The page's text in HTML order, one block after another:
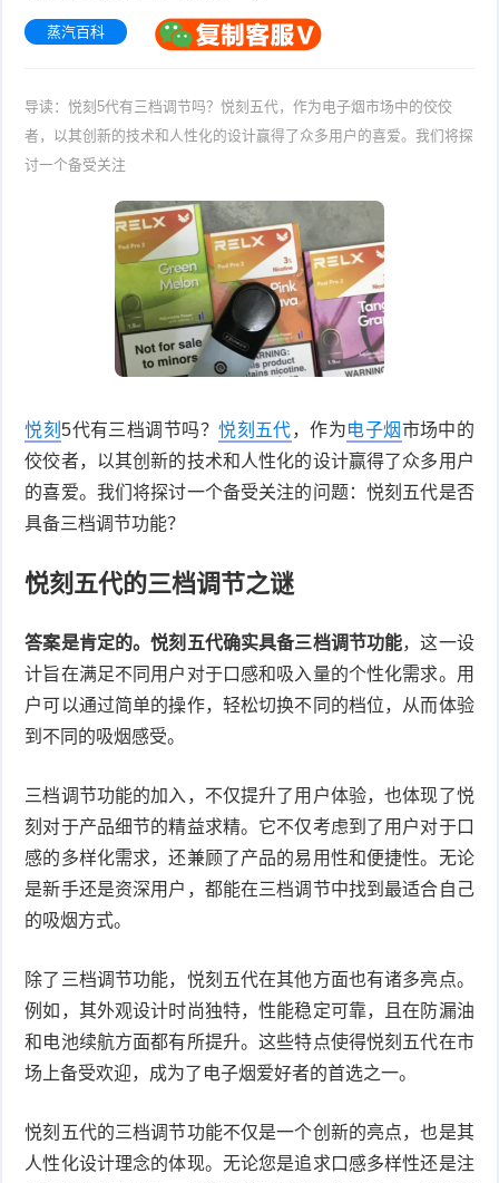
蒸汽百科
导读：悦刻5代有三档调节吗？悦刻五代，作为电子烟市场中的佼佼
者，以其创新的技术和人性化的设计赢得了众多用户的喜爱。我们将探
讨一个备受关注
悦刻5代有三档调节吗？悦刻五代，作为电子烟市场中的
佼佼者，以其创新的技术和人性化的设计赢得了众多用户
的喜爱。我们将探讨一个备受关注的问题：悦刻五代是否
具备三档调节功能？
悦刻五代的三档调节之谜
答案是肯定的。悦刻五代确实具备三档调节功能，这一设
计旨在满足不同用户对于口感和吸入量的个性化需求。用
户可以通过简单的操作，轻松切换不同的档位，从而体验
到不同的吸烟感受。
三档调节功能的加入，不仅提升了用户体验，也体现了悦
刻对于产品细节的精益求精。它不仅考虑到了用户对于口
感的多样化需求，还兼顾了产品的易用性和便捷性。无论
是新手还是资深用户，都能在三档调节中找到最适合自己
的吸烟方式。
除了三档调节功能，悦刻五代在其他方面也有诸多亮点。
例如，其外观设计时尚独特，性能稳定可靠，且在防漏油
和电池续航方面都有所提升。这些特点使得悦刻五代在市
场上备受欢迎，成为了电子烟爱好者的首选之一。
悦刻五代的三档调节功能不仅是一个创新的亮点，也是其
人性化设计理念的体现。无论您是追求口感多样性还是注